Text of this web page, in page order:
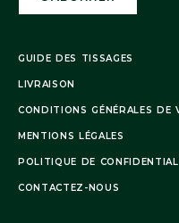
Remarque : Il n’est pas
article étant réalisé sur
livraison.
GUIDE DES TISSAGES
LIVRAISON
CONDITIONS GÉNÉRALES DE
MENTIONS LÉGALES
POLITIQUE DE
CONTACTEZ-NOUS